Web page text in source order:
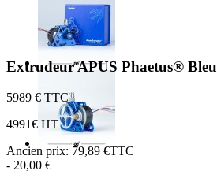
Extrudeur APUS Phaetus® Bleu
5989 € TTC
4991€ HT
Ancien prix: 79,89 €TTC
- 20,00 €